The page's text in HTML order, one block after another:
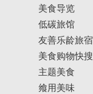
美食导览
低碳旅馆
友善乐龄旅宿
美食购物快搜
主题美食
飨用美味